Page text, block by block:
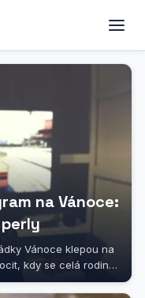
na Vánoce:
Vánoce klepou na
kdy se celá rodina